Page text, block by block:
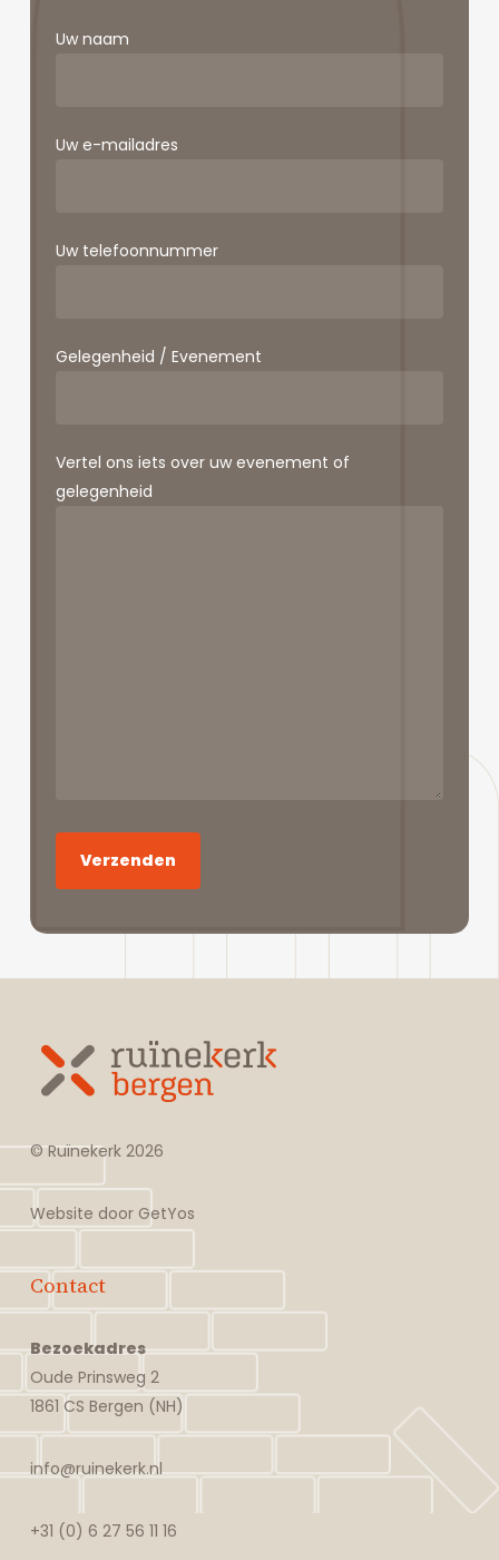
Uw naam
Uw e-mailadres
Uw telefoonnummer
Gelegenheid / Evenement
Vertel ons iets over uw evenement of
gelegenheid
© Ruïnekerk 2026
Website doorGetYos
Contact
Bezoekadres
Oude Prinsweg 2
1861 CS Bergen (NH)
info@ruinekerk.nl
+31 (0) 6 27 56 11 16